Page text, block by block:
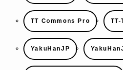
TT Commons Pro
YakuHanJP